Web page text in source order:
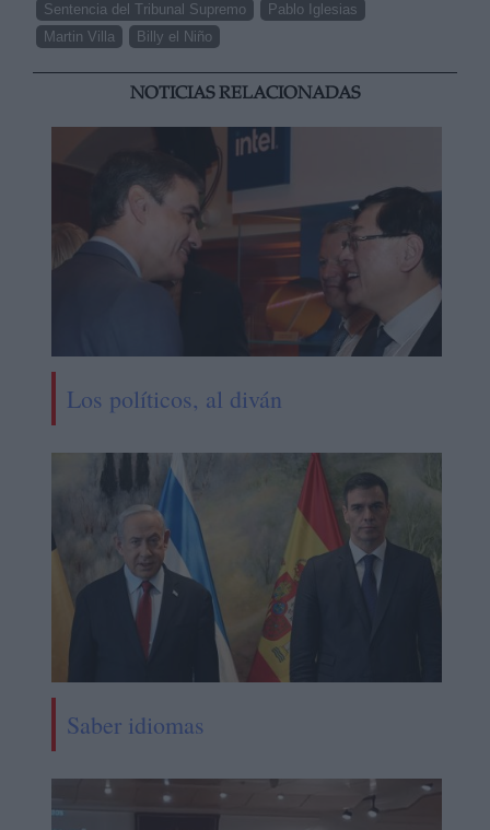
Sentencia del Tribunal Supremo
Pablo Iglesias
Martin Villa
Billy el Niño
NOTICIAS RELACIONADAS
Los políticos, al diván
Saber idiomas